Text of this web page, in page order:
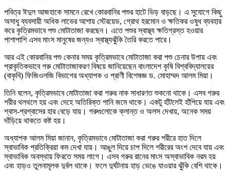
পবিত্র ঈদুল আজহাকে সামনে রেখে কোরবানির পশুর হাটে ভিড় বাড়ছে। এ সুযোগে কিছু
অসাধু ব্যবসায়ী অধিক লাভের আশায় স্টেরয়েড, গ্রোথ হরমোন ও ক্ষতিকর ওষুধ ব্যবহার
করে কৃত্রিমভাবে পশু মোটাতাজা করছেন। এতে পশুর স্বাস্থ্য ক্ষতিগ্রস্ত হওয়ার
পাশাপাশি এসব মাংস মানুষের জন্যও স্বাস্থ্যঝুঁকি তৈরি করতে পারে।
আর এই কোরবানির পশু কেনার সময় কৃত্রিমভাবে মোটাতাজা করা পশু চেনার উপায় এবং
প্রাকৃতিকভাবে গরু মোটাতাজাকরণ বিষয়ে জানিয়েছেন বাংলাদেশ কৃষি বিশ্ববিদ্যালয়ের
(বাকৃবি) ফিজিওলজি বিভাগের অধ্যাপক ও প্রাণী বিশেষজ্ঞ ড. মোহাম্মদ আলম মিয়া।
তিনি বলেন, কৃত্রিমভাবে মোটাতাজা করা গরুর নাক সাধারণত শুকনো থাকে। এসব গরুর
শরীর থলথলে হয় এবং দেহে অতিরিক্ত পানি জমে থাকে। একটু হাঁটলেই হাঁপিয়ে যায় এবং
শ্বাস-প্রশ্বাসের হার বেড়ে যায়। গরুগুলোকে ক্লান্ত ও অলস দেখায়, অনেক সময়
দাঁড়িয়ে থাকতে কষ্ট হয়।
অধ্যাপক আলম মিয়া জানান, কৃত্রিমভাবে মোটাতাজা করা গরুর শরীরে হাত দিলে
স্বাভাবিক প্রতিক্রিয়া কম দেখা যায়। আঙুল দিয়ে চাপ দিলে শরীরের অংশ দেবে যায় এবং
স্বাভাবিক অবস্থায় ফিরতে সময় লাগে। এসব গরুর রানের মাংস অস্বাভাবিক নরম হয়
এবং হাড়ও তুলনামূলক দুর্বল থাকে। ফলে দুর্ঘটনায় হাড় ভেঙে যাওয়ার ঝুঁকি বেশি থাকে।